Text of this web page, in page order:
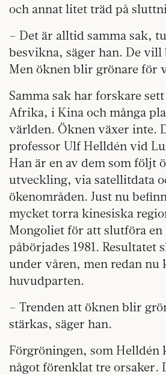
och annat litet träd på
– Det är alltid samma sak,
besvikna, säger han. De vill
Men öknen blir grönare för
Samma sak har forskare
Afrika, i Kina och många
världen. Öknen växer inte.
professor Ulf Helldén vid
Han är en av dem som följt
utveckling, via satellitdata
ökenområden. Just nu
mycket torra kinesiska
Mongoliet för att slutföra en
påbörjades 1981. Resultatet
under våren, men redan nu
huvudparten.
– Trenden att öknen blir
stärkas, säger han.
Förgröningen, som Helldén
något förenklat tre orsaker.